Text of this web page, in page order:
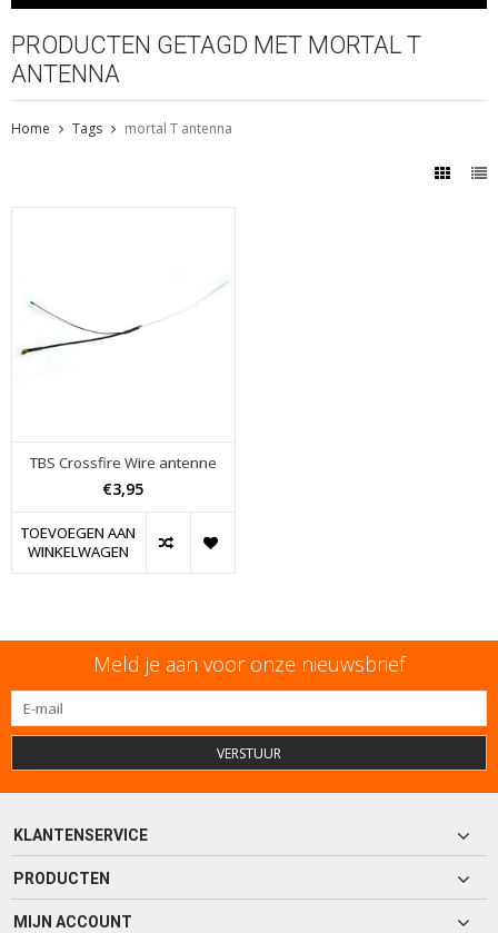
PRODUCTEN GETAGD MET MORTAL T
ANTENNA
Home Tags mortal T antenna
TBS Crossfire Wire antenne
€3,95
TOEVOEGEN AAN
WINKELWAGEN
Meld je aan voor onze nieuwsbrief
VERSTUUR
KLANTENSERVICE
PRODUCTEN
MIJN ACCOUNT